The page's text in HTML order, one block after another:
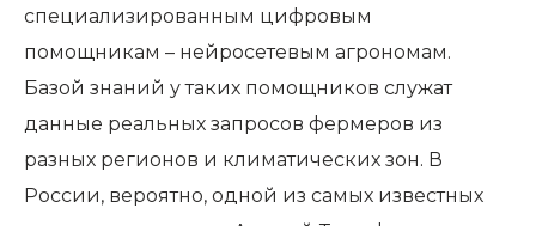
специализированным цифровым
помощникам – нейросетевым агрономам.
Базой знаний у таких помощников служат
данные реальных запросов фермеров из
разных регионов и климатических зон. В
России, вероятно, одной из самых известных